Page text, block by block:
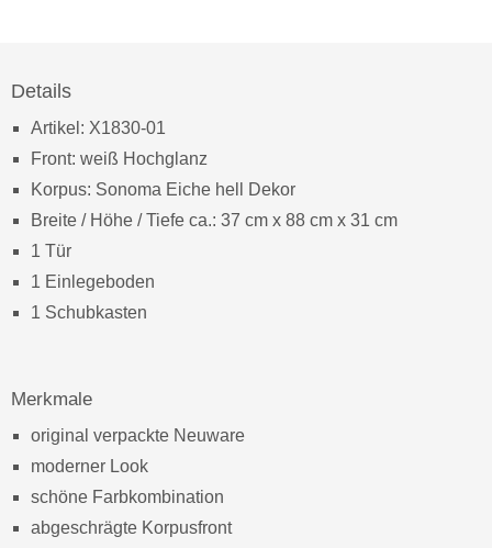
Details
Artikel: X1830-01
Front: weiß Hochglanz
Korpus: Sonoma Eiche hell Dekor
Breite / Höhe / Tiefe ca.: 37 cm x 88 cm x 31 cm
1 Tür
1 Einlegeboden
1 Schubkasten
Merkmale
original verpackte Neuware
moderner Look
schöne Farbkombination
abgeschrägte Korpusfront